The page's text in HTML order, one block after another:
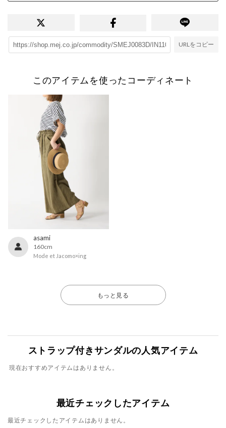
URLをコピー
このアイテムを使ったコーディネート
asami
160cm
Mode et Jacomo×ing
もっと見る
ストラップ付きサンダルの人気アイテム
現在おすすめアイテムはありません。
最近チェックしたアイテム
最近チェックしたアイテムはありません。